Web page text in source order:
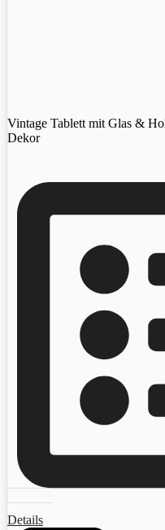
Vintage Tablett mit Glas &
Dekor
Details